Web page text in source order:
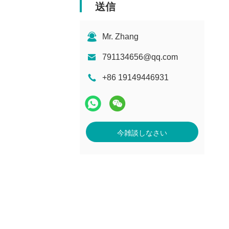
送信
Mr. Zhang
791134656@qq.com
+86 19149446931
今雑談しなさい